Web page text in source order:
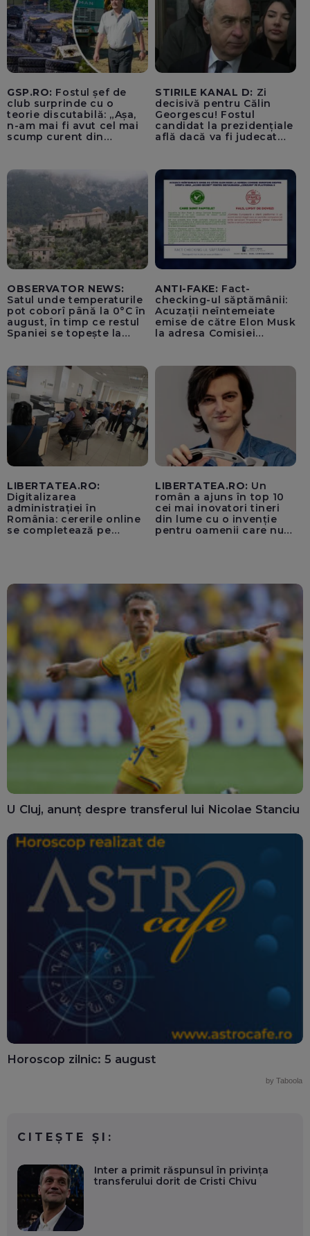
„Lupii Tricolori”
GSP.RO: Fostul șef de
club surprinde cu o
teorie discutabilă: „Așa,
n-am mai fi avut cel mai
scump curent din
STIRILE KANAL D: Zi
decisivă pentru Călin
Georgescu! Fostul
candidat la prezidențiale
află dacă va fi judecat
OBSERVATOR NEWS:
Satul unde temperaturile
pot coborî până la 0°C în
august, în timp ce restul
Spaniei se topește la
ANTI-FAKE: Fact-
checking-ul săptămânii:
Acuzații neîntemeiate
emise de către Elon Musk
la adresa Comisiei
pentru instaurarea
„cenzurii” pe platforma X
LIBERTATEA.RO:
Digitalizarea
administrației în
România: cererile online
se completează pe
LIBERTATEA.RO: Un
român a ajuns în top 10
cei mai inovatori tineri
din lume cu o invenție
pentru oamenii care nu
U Cluj, anunț despre transferul lui Nicolae Stanciu
Horoscop zilnic: 5 august
by Taboola
CITEȘTE ȘI:
Inter a primit răspunsul în privința
transferului dorit de Cristi Chivu